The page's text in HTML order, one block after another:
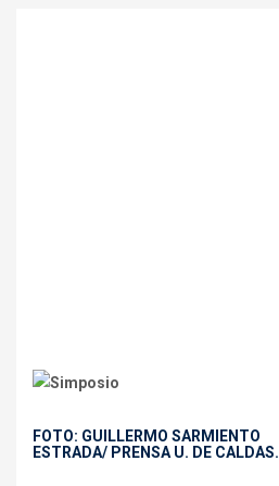
FOTO: GUILLERMO SARMIENTO
ESTRADA/ PRENSA U. DE CALDAS.